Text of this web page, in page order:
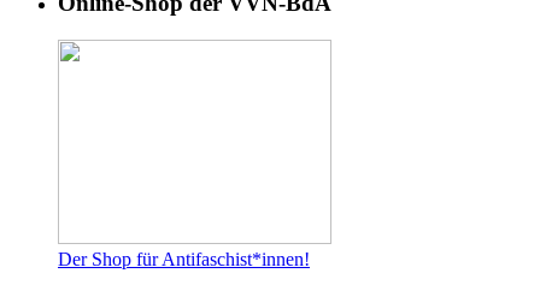
Der Shop für Antifaschist*innen!